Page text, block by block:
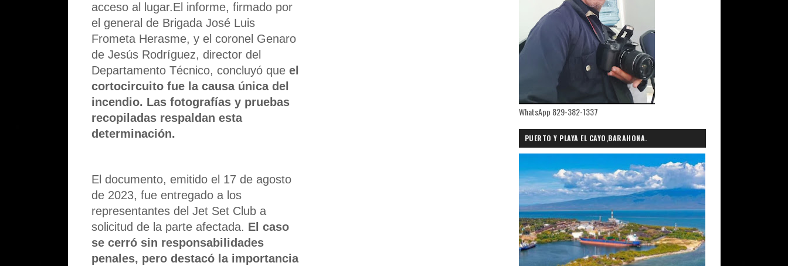
acceso al lugar.El informe, firmado por
el general de Brigada José Luis
Frometa Herasme, y el coronel Genaro
de Jesús Rodríguez, director del
Departamento Técnico, concluyó que el
cortocircuito fue la causa única del
incendio. Las fotografías y pruebas
recopiladas respaldan esta
determinación.
El documento, emitido el 17 de agosto
de 2023, fue entregado a los
representantes del Jet Set Club a
solicitud de la parte afectada. El caso
se cerró sin responsabilidades
penales, pero destacó la importancia
WhatsApp 829-382-1337
PUERTO Y PLAYA EL CAYO,BARAHONA.